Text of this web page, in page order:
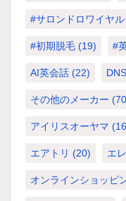
#サロンドロワイヤル
#初期脱毛 (19) #
AI英会話 (22)
その他のメーカー
アイリスオーヤマ
エアトリ (20) エ
オンラインショッピ